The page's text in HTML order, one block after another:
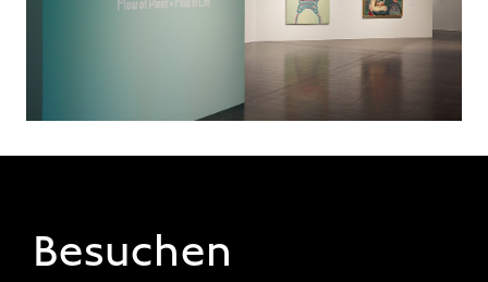
FOOTER 1
Besuchen